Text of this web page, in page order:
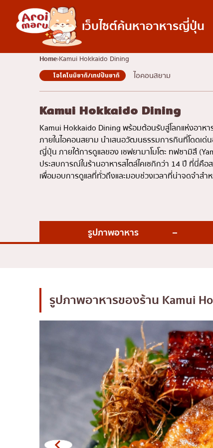
เว็บไซต์ค้นหาอาหารญี่ปุ่น
อาหารญี่ปุ่น
ค้นหาร้านอาหาร
ซูชิ
ราเมง
อิซากายะ
ปิ้งย่างญี่ปุ่น/ยากิ
คัตสึด้ง/ทงคัตสึ
ไก่ย่างเสียบไม้สไ
โซบะ/อุด้ง
ซาชิมิ/อาหารทะเล
อาหารตะวันตกสไ
ปลาไหลย่าง
ข้าวปั้นญี่ปุ่น
ปู
โอโคโนมิยากิ/เทป
ด้ง (ข้าวหน้าต่างๆ)
บุฟเฟต์
Home Kamui Hokkaido Dining
โอโคโนมิยากิ/เทปปันยากิ ไอคอนสยาม
Kamui Hokkaido Dining
Kamui Hokkaido Dining พร้อมต้อนรับสู่โลกแห่งอา
ภายในไอคอนสยาม นำเสนอวัฒนธรรมการกินที่โดดเ
ญี่ปุ่น ภายใต้การดูแลของ เชฟยามาโมโตะ ทฟซามิสึ
ประสบการณ์ในร้านอาหารสไตล์ไคเซกิกว่า 14 ปี ที่นี่คือ
เพื่อมอบการดูแลที่ทั่วถึงและมอบช่วงเวลาที่น่าจดจำ
รูปภาพอาหาร
รูปภาพอาหารของร้าน Kamui